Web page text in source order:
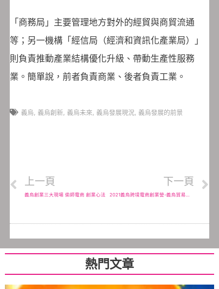
「商務局」主要管理地方對外的經貿與商貿流通
等；另一機構「經信局（經濟和資訊化產業局）」
則負責推動產業結構優化升級、帶動生產性服務
業。簡單說，前者負責商業、後者負責工業。
義烏 義烏創新 義烏未來 義烏發展現況 義烏發展的前景
上一頁
義烏創業三大現場 偷師電商 創業心法
下一頁
熱門文章